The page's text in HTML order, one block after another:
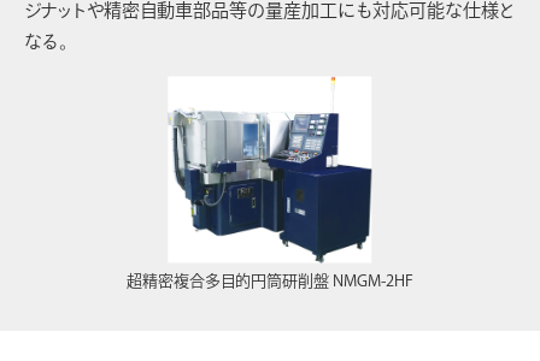
ジナットや精密自動車部品等の量産加工にも対応可能な仕様と
なる。
超精密複合多目的円筒研削盤 NMGM-2HF